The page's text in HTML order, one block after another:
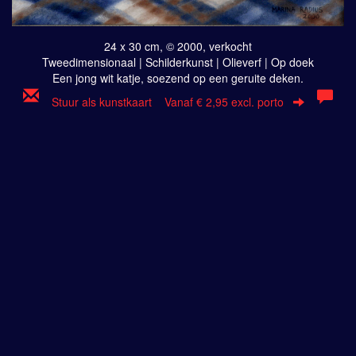
24 x 30 cm, © 2000, verkocht
Tweedimensionaal | Schilderkunst | Olieverf | Op doek
Een jong wit katje, soezend op een geruite deken.
Stuur als kunstkaart Vanaf € 2,95 excl. porto